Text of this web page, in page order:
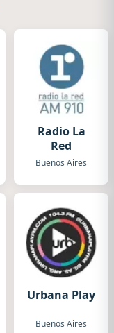
Radio La
Red
Buenos Aires
Urbana Play
Buenos Aires